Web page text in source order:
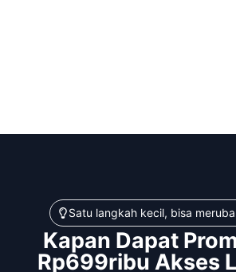
Satu langkah kecil, bisa
Kapan Dapat
Rp699ribu Akses